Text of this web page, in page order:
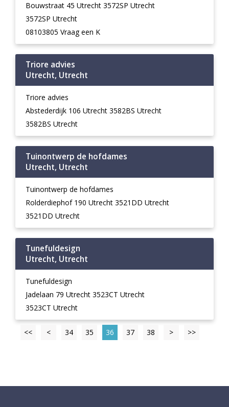
Bouwstraat 45 Utrecht 3572SP Utrecht
3572SP Utrecht
08103805 Vraag een K
Triore advies
Utrecht, Utrecht
Triore advies
Abstederdijk 106 Utrecht 3582BS Utrecht
3582BS Utrecht
Tuinontwerp de hofdames
Utrecht, Utrecht
Tuinontwerp de hofdames
Rolderdiephof 190 Utrecht 3521DD Utrecht
3521DD Utrecht
Tunefuldesign
Utrecht, Utrecht
Tunefuldesign
Jadelaan 79 Utrecht 3523CT Utrecht
3523CT Utrecht
<< < 34 35 36 37 38 > >>